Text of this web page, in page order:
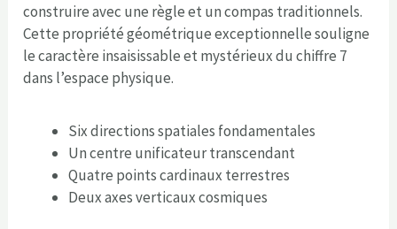
construire avec une règle et un compas traditionnels.
Cette propriété géométrique exceptionnelle souligne
le caractère insaisissable et mystérieux du chiffre 7
dans l’espace physique.
Six directions spatiales fondamentales
Un centre unificateur transcendant
Quatre points cardinaux terrestres
Deux axes verticaux cosmiques